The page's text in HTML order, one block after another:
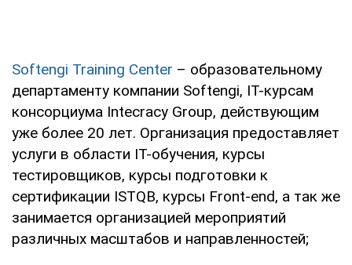
Softengi Training Center – образовательному
департаменту компании Softengi, IT-курсам
консорциума Intecracy Group, действующим
уже более 20 лет. Организация предоставляет
услуги в области IT-обучения, курсы
тестировщиков, курсы подготовки к
сертификации ISTQB, курсы Front-end, а так же
занимается организацией мероприятий
различных масштабов и направленностей;